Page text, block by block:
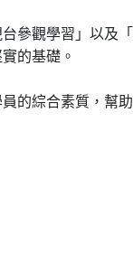
參觀學習」以及
的基礎。
的綜合素質，幫